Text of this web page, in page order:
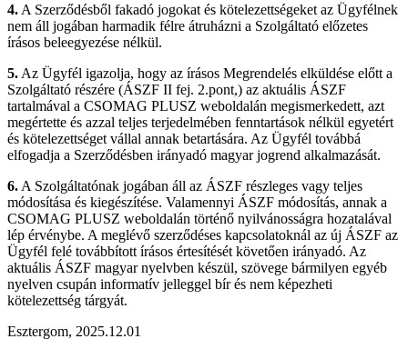
4. A Szerződésből fakadó jogokat és kötelezettségeket az Ügyfélnek
nem áll jogában harmadik félre átruházni a Szolgáltató előzetes
írásos beleegyezése nélkül.
5. Az Ügyfél igazolja, hogy az írásos Megrendelés elküldése előtt a
Szolgáltató részére (ÁSZF II fej. 2.pont,) az aktuális ÁSZF
tartalmával a CSOMAG PLUSZ weboldalán megismerkedett, azt
megértette és azzal teljes terjedelmében fenntartások nélkül egyetért
és kötelezettséget vállal annak betartására. Az Ügyfél továbbá
elfogadja a Szerződésben irányadó magyar jogrend alkalmazását.
6. A Szolgáltatónak jogában áll az ÁSZF részleges vagy teljes
módosítása és kiegészítése. Valamennyi ÁSZF módosítás, annak a
CSOMAG PLUSZ weboldalán történő nyilvánosságra hozatalával
lép érvénybe. A meglévő szerződéses kapcsolatoknál az új ÁSZF az
Ügyfél felé továbbított írásos értesítését követően irányadó. Az
aktuális ÁSZF magyar nyelvben készül, szövege bármilyen egyéb
nyelven csupán informatív jelleggel bír és nem képezheti
kötelezettség tárgyát.
Esztergom, 2025.12.01